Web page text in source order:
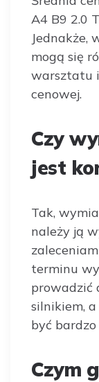
A4 B9 2.0
Jednakże,
mogą się
warsztatu
cenowej.
Czy
jest
Tak,
należy ją
terminu
prowadzić
silnikiem,
być
Czym